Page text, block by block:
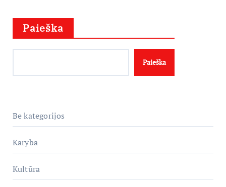
Paieška
Paieška
Be kategorijos
Karyba
Kultūra